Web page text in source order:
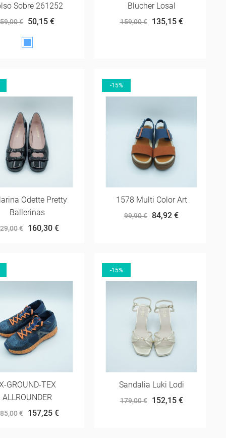
Sobre 261252
59,00 € 50,15 €
AZUL
Blucher Losal
159,00 € 135,15 €
Odette Pretty
Ballerinas
€ 160,30 €
-15%
1578 Multi Color Art
99,90 € 84,92 €
GROUND-TEX
ALLROUNDER
€ 157,25 €
-15%
Sandalia Luki Lodi
179,00 € 152,15 €